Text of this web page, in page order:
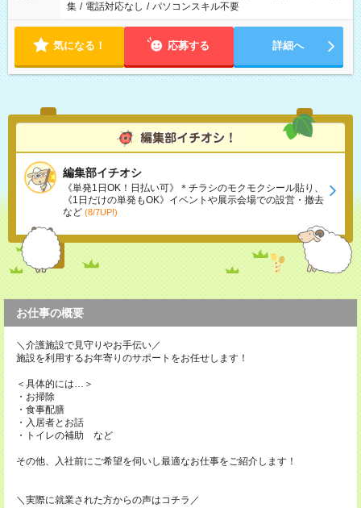
集 / 電話対応なし / パソコンスキル不要
気になる！ 応募する 詳細へ
編集部イチオシ
《単発1日OK！日払い可》＊チラシのモクモクシール貼り、
《1日だけの単発もOK》イベントや展示会場での設営・撤去
など (8/7UP!)
お仕事の概要
＼介護施設で見守りやお手伝い／
施設を利用するお年寄りのサポートをお任せします！
＜具体的には…＞
・お掃除
・食事配膳
・入居者とお話
・トイレの補助 など
その他、入社前にご希望を伺いし最適なお仕事をご紹介します！
＼実際に就業された方からの声はコチラ／